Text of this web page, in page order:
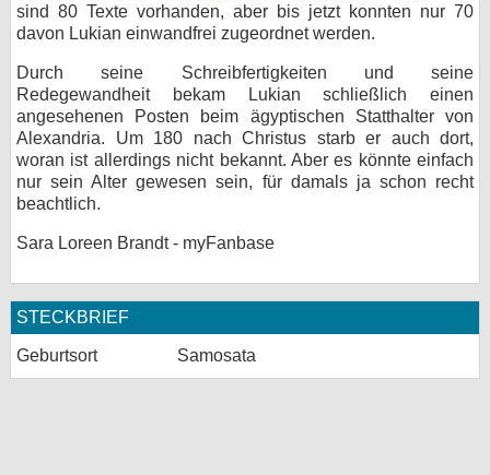
sind 80 Texte vorhanden, aber bis jetzt konnten nur 70
davon Lukian einwandfrei zugeordnet werden.
Durch seine Schreibfertigkeiten und seine
Redegewandheit bekam Lukian schließlich einen
angesehenen Posten beim ägyptischen Statthalter von
Alexandria. Um 180 nach Christus starb er auch dort,
woran ist allerdings nicht bekannt. Aber es könnte einfach
nur sein Alter gewesen sein, für damals ja schon recht
beachtlich.
Sara Loreen Brandt - myFanbase
STECKBRIEF
Geburtsort Samosata